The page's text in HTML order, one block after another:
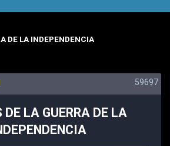
DE LA INDEPENDENCIA
59697
DE LA GUERRA DE LA